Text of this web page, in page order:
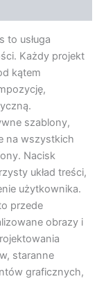
to usługa
Każdy projekt
kątem
szablony,
na wszystkich
Nacisk
układ treści,
użytkownika.
przede
obrazy i
staranne
graficznych,